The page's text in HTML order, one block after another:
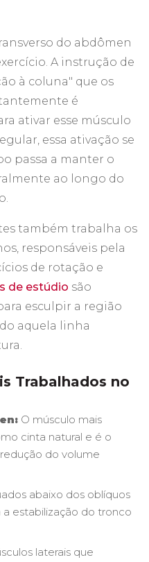
do abdômen
A instrução de
à coluna" que os
é
ativar esse músculo
essa ativação se
passa a manter o
ao longo do
também trabalha os
responsáveis pela
de rotação e
de estúdio são
esculpir a região
aquela linha
Trabalhados no
O músculo mais
cinta natural e é o
do volume
abaixo dos oblíquos
estabilização do tronco
laterais que